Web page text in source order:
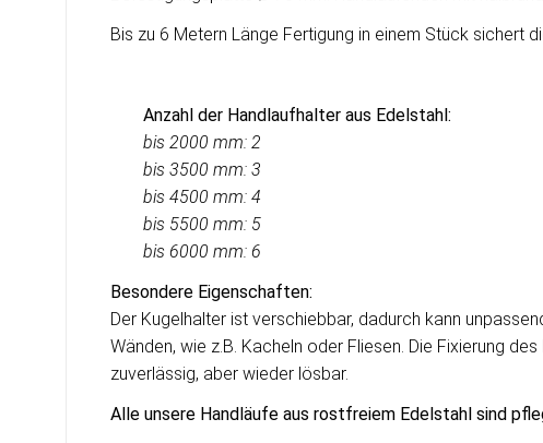
Bis zu 6 Metern Länge Fertigung in einem Stück
Anzahl der Handlaufhalter aus Edelstahl:
bis 2000 mm: 2
bis 3500 mm: 3
bis 4500 mm: 4
bis 5500 mm: 5
bis 6000 mm: 6
Besondere Eigenschaften:
Der Kugelhalter ist verschiebbar, dadurch kann
Wänden, wie z.B. Kacheln oder Fliesen. Die Fixierung
zuverlässig, aber wieder lösbar.
Alle unsere Handläufe aus rostfreiem Edelstahl sind